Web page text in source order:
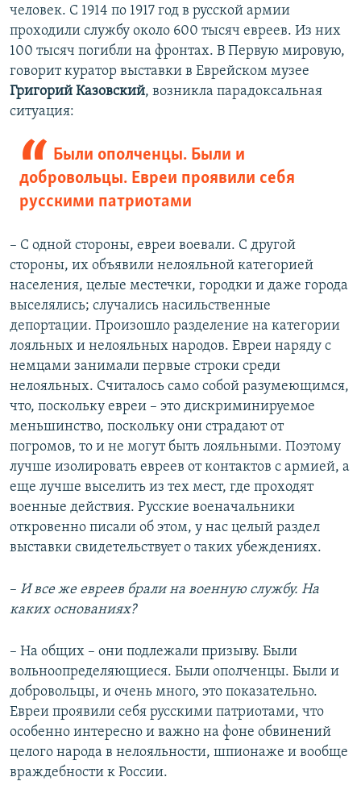
человек. С 1914 по 1917 год в русской армии
проходили службу около 600 тысяч евреев. Из них
100 тысяч погибли на фронтах. В Первую мировую,
говорит куратор выставки в Еврейском музее
Григорий Казовский, возникла парадоксальная
ситуация:
Были ополченцы. Были и
добровольцы. Евреи проявили себя
русскими патриотами
– С одной стороны, евреи воевали. С другой
стороны, их объявили нелояльной категорией
населения, целые местечки, городки и даже города
выселялись; случались насильственные
депортации. Произошло разделение на категории
лояльных и нелояльных народов. Евреи наряду с
немцами занимали первые строки среди
нелояльных. Считалось само собой разумеющимся,
что, поскольку евреи – это дискриминируемое
меньшинство, поскольку они страдают от
погромов, то и не могут быть лояльными. Поэтому
лучше изолировать евреев от контактов с армией, а
еще лучше выселить из тех мест, где проходят
военные действия. Русские военачальники
откровенно писали об этом, у нас целый раздел
выставки свидетельствует о таких убеждениях.
– И все же евреев брали на военную службу. На
каких основаниях?
– На общих – они подлежали призыву. Были
вольноопределяющиеся. Были ополченцы. Были и
добровольцы, и очень много, это показательно.
Евреи проявили себя русскими патриотами, что
особенно интересно и важно на фоне обвинений
целого народа в нелояльности, шпионаже и вообще
враждебности к России.